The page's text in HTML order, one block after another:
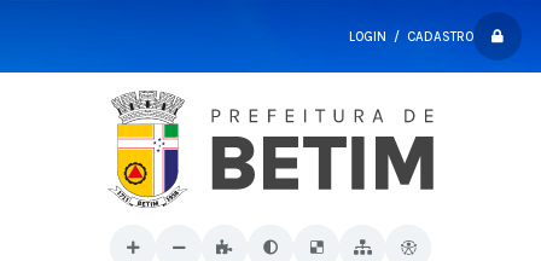
LOGIN / CADASTRO